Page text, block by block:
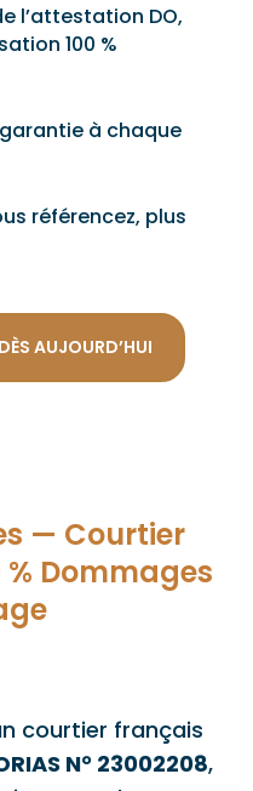
l’attestation DO,
100 %
à chaque
référencez, plus
AUJOURD’HUI
— Courtier
Dommages
courtier français
N° 23002208,